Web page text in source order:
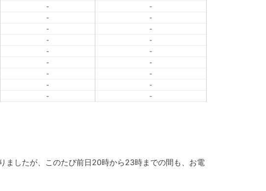
-
-
-
-
-
-
-
-
-
-
-
-
-
-
-
-
- -
ましたが、このたび前日20時から23時までの間も、お電